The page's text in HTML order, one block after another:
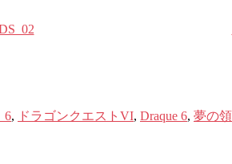
6, ドラゴンクエストVI, Draque 6, 夢の